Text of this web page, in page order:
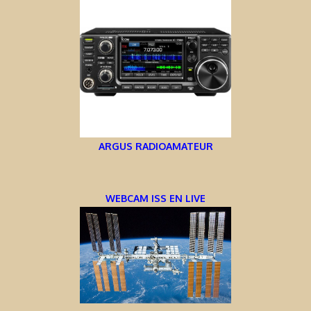
ARGUS RADIOAMATEUR
WEBCAM ISS EN LIVE